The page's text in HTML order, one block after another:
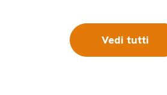
Vedi tutti